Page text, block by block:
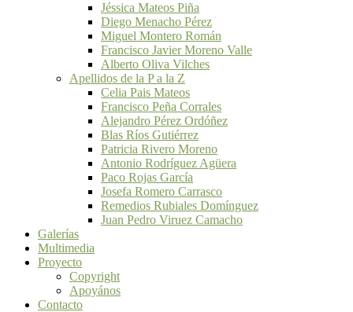
Jéssica Mateos Piña
Diego Menacho Pérez
Miguel Montero Román
Francisco Javier Moreno Valle
Alberto Oliva Vilches
Apellidos de la P a la Z
Celia Pais Mateos
Francisco Peña Corrales
Alejandro Pérez Ordóñez
Blas Ríos Gutiérrez
Patricia Rivero Moreno
Antonio Rodríguez Agüera
Paco Rojas García
Josefa Romero Carrasco
Remedios Rubiales Domínguez
Juan Pedro Viruez Camacho
Galerías
Multimedia
Proyecto
Copyright
Apoyános
Contacto